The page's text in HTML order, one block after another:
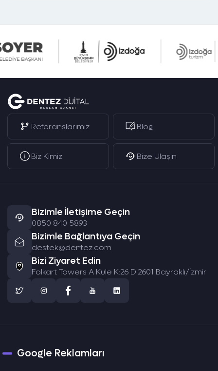
Referanslarımız Blog
Biz Kimiz Bize Ulaşın
Bizimle İletişime Geçin
0850 840 5893
Bizimle Bağlantıya Geçin
destek@dentez.com
Bizi Ziyaret Edin
Folkart Towers A Kule K:26 D:2601 Bayraklı/İzmir
Google Reklamları